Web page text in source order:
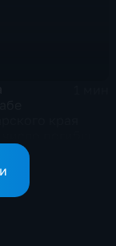
атаке БПЛА в